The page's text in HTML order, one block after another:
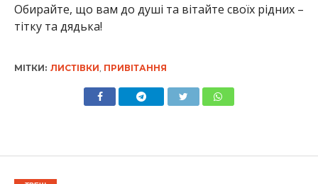
Обирайте, що вам до душі та вітайте своїх рідних –
тітку та дядька!
МІТКИ: ЛИСТІВКИ ПРИВІТАННЯ